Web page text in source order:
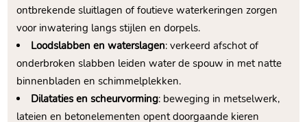
ontbrekende sluitlagen of foutieve waterkeringen zorgen
voor inwatering langs stijlen en dorpels.​
Loodslabben en waterslagen: verkeerd afschot of
onderbroken slabben leiden water de spouw in met natte
binnenbladen en schimmelplekken.​
Dilataties en scheurvorming: beweging in metselwerk,
lateien en betonelementen opent doorgaande kieren